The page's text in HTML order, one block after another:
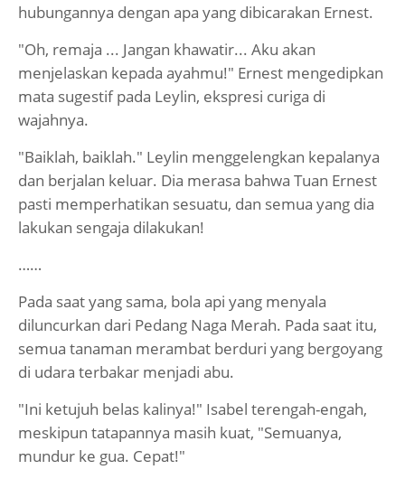
hubungannya dengan apa yang dibicarakan Ernest.
"Oh, remaja ... Jangan khawatir... Aku akan
menjelaskan kepada ayahmu!" Ernest mengedipkan
mata sugestif pada Leylin, ekspresi curiga di
wajahnya.
"Baiklah, baiklah." Leylin menggelengkan kepalanya
dan berjalan keluar. Dia merasa bahwa Tuan Ernest
pasti memperhatikan sesuatu, dan semua yang dia
lakukan sengaja dilakukan!
……
Pada saat yang sama, bola api yang menyala
diluncurkan dari Pedang Naga Merah. Pada saat itu,
semua tanaman merambat berduri yang bergoyang
di udara terbakar menjadi abu.
"Ini ketujuh belas kalinya!" Isabel terengah-engah,
meskipun tatapannya masih kuat, "Semuanya,
mundur ke gua. Cepat!"